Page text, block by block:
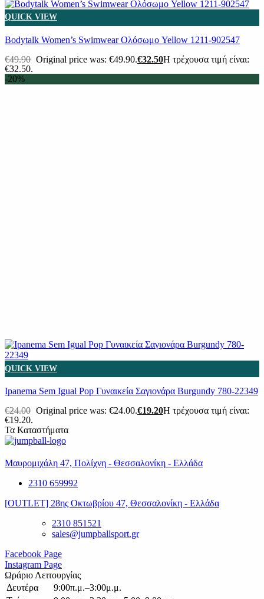
QUICK VIEW
Βodytalk Women’s Swimwear Ολόσωμο Yellow 1211-902547
€49.90 Original price was: €49.90.€32.50Η τρέχουσα τιμή είναι:
€32.50.
-20%
QUICK VIEW
Ipanema Sem Igual Pop Γυναικεία Σαγιονάρα Burgundy 780-22349
€24.00 Original price was: €24.00.€19.20Η τρέχουσα τιμή είναι:
€19.20.
Τα Καταστήματα
Μαυρομιχάλη 47, Πολίχνη - Θεσσαλονίκη - Ελλάδα
2310 659992
[OUTLET] 28ης Οκτωβρίου 47, Θεσσαλονίκη - Ελλάδα
2310 851521
sales@jumpballsport.gr
Facebook Page
Instagram Page
Ωράριο Λειτουργίας
Δευτέρα
9:00π.μ.–3:00μ.μ.